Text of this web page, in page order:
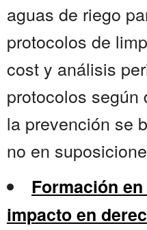
aguas de riego
protocolos de
cost y análisis
protocolos según
la prevención se
no en
Formación
impacto en